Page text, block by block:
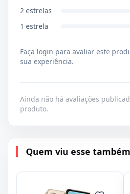
2 estrelas
1 estrela
Faça login para avaliar este
sua experiência.
Ainda não há avaliações
produto.
Quem viu esse